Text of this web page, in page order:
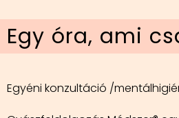
Egy óra, ami
Egyéni konzultáció /